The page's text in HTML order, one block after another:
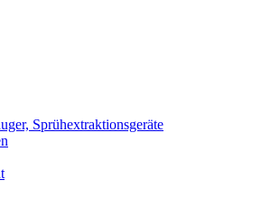
Sprühextraktionsgeräte